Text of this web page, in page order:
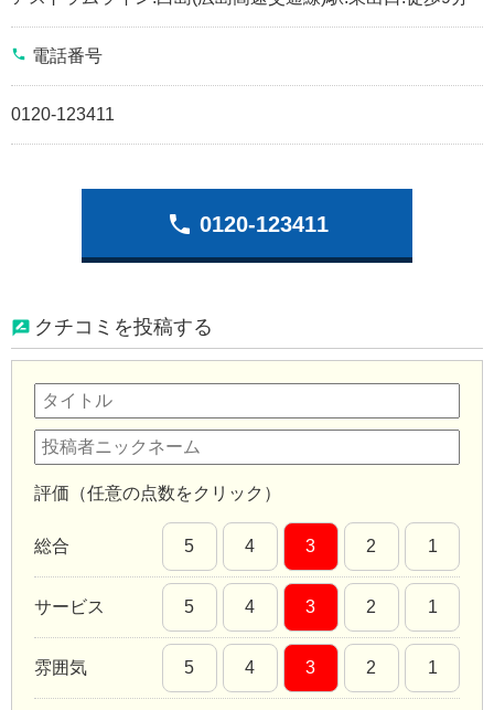
phone 電話番号
0120-123411
phone 0120-123411
クチコミを投稿する
評価（任意の点数をクリック）
総合 5 4 3 2 1
サービス 5 4 3 2 1
雰囲気 5 4 3 2 1